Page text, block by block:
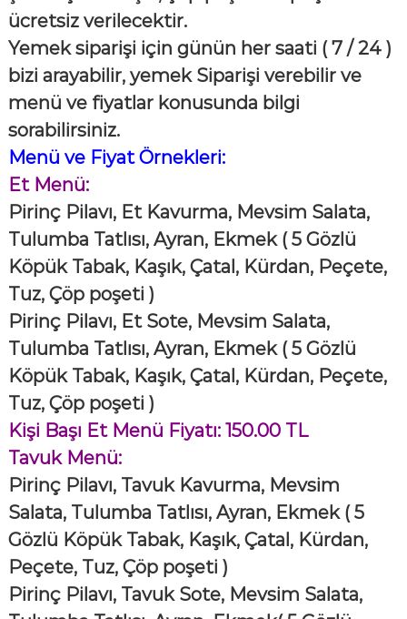
ücretsiz verilecektir.
Yemek siparişi için günün her saati ( 7 / 24 )
bizi arayabilir, yemek Siparişi verebilir ve
menü ve fiyatlar konusunda bilgi
sorabilirsiniz.
Menü ve Fiyat Örnekleri:
Et Menü:
Pirinç Pilavı, Et Kavurma, Mevsim Salata,
Tulumba Tatlısı, Ayran, Ekmek ( 5 Gözlü
Köpük Tabak, Kaşık, Çatal, Kürdan, Peçete,
Tuz, Çöp poşeti )
Pirinç Pilavı, Et Sote, Mevsim Salata,
Tulumba Tatlısı, Ayran, Ekmek ( 5 Gözlü
Köpük Tabak, Kaşık, Çatal, Kürdan, Peçete,
Tuz, Çöp poşeti )
Kişi Başı Et Menü Fiyatı: 150.00 TL
Tavuk Menü:
Pirinç Pilavı, Tavuk Kavurma, Mevsim
Salata, Tulumba Tatlısı, Ayran, Ekmek ( 5
Gözlü Köpük Tabak, Kaşık, Çatal, Kürdan,
Peçete, Tuz, Çöp poşeti )
Pirinç Pilavı, Tavuk Sote, Mevsim Salata,